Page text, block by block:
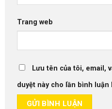
Trang web
Lưu tên của tôi, email,
duyệt này cho lần bình luận